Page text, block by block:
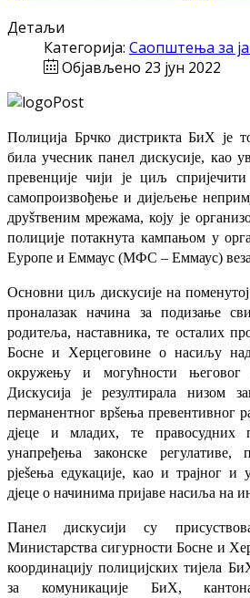
Детаљи
Категорија: Саопштења за
Објављено 23 јун 2022
Полиција Брчко дистрикта БиХ је
била учесник панел дискусије, као
превенције чији је циљ
самопроизвођење и дијељење
друšтвеним мрежама, коју је
полиције потакнута кампањом у
Еуропе и Еммаус (МФС – Еммаус)
Основни циљ дискусије на
проналазак начина за подизање
родитеља, наставника, те осталих пр
Босне и Херцеговине о насиљу
окружењу и могућности његовог
Дискусија је резултирала низом
перманентног врšења превентивног
дјеце и младих, те правосудних
унапређења законске регулативе,
рјеšења едукације, као и трајног и
дјеце о начинима пријаве насиља на
Панел дискусији су
Министарства сигурности Босне и
координацију полицијских тијела
за комуникације БиХ,